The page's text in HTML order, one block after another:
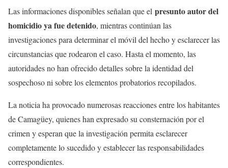
Las informaciones disponibles señalan que el presunto autor del
homicidio ya fue detenido, mientras continúan las
investigaciones para determinar el móvil del hecho y esclarecer las
circunstancias que rodearon el caso. Hasta el momento, las
autoridades no han ofrecido detalles sobre la identidad del
sospechoso ni sobre los elementos probatorios recopilados.
La noticia ha provocado numerosas reacciones entre los habitantes
de Camagüey, quienes han expresado su consternación por el
crimen y esperan que la investigación permita esclarecer
completamente lo sucedido y establecer las responsabilidades
correspondientes.